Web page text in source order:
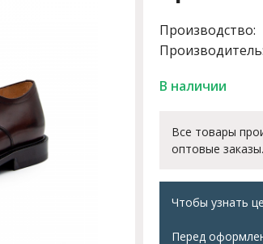
Производство:
Производитель:
В наличии
Все товары
оптовые заказы.
Чтобы узнать
Перед